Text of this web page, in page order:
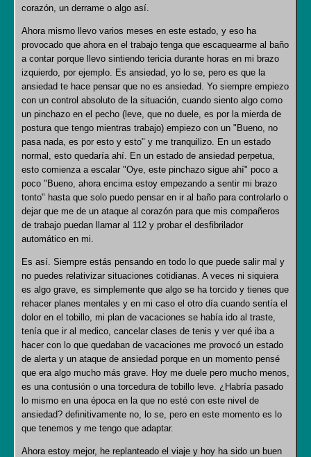
corazón, un derrame o algo así.
Ahora mismo llevo varios meses en este estado, y eso ha
provocado que ahora en el trabajo tenga que escaquearme al baño
a contar porque llevo sintiendo tericia durante horas en mi brazo
izquierdo, por ejemplo. Es ansiedad, yo lo se, pero es que la
ansiedad te hace pensar que no es ansiedad. Yo siempre empiezo
con un control absoluto de la situación, cuando siento algo como
un pinchazo en el pecho (leve, que no duele, es por la mierda de
postura que tengo mientras trabajo) empiezo con un "Bueno, no
pasa nada, es por esto y esto" y me tranquilizo. En un estado
normal, esto quedaría ahí. En un estado de ansiedad perpetua,
esto comienza a escalar "Oye, este pinchazo sigue ahí" poco a
poco "Bueno, ahora encima estoy empezando a sentir mi brazo
tonto" hasta que solo puedo pensar en ir al baño para controlarlo o
dejar que me de un ataque al corazón para que mis compañeros
de trabajo puedan llamar al 112 y probar el desfibrilador
automático en mi.
Es así. Siempre estás pensando en todo lo que puede salir mal y
no puedes relativizar situaciones cotidianas. A veces ni siquiera
es algo grave, es simplemente que algo se ha torcido y tienes que
rehacer planes mentales y en mi caso el otro día cuando sentía el
dolor en el tobillo, mi plan de vacaciones se había ido al traste,
tenía que ir al medico, cancelar clases de tenis y ver qué iba a
hacer con lo que quedaban de vacaciones me provocó un estado
de alerta y un ataque de ansiedad porque en un momento pensé
que era algo mucho más grave. Hoy me duele pero mucho menos,
es una contusión o una torcedura de tobillo leve. ¿Habría pasado
lo mismo en una época en la que no esté con este nivel de
ansiedad? definitivamente no, lo se, pero en este momento es lo
que tenemos y me tengo que adaptar.
Ahora estoy mejor, he replanteado el viaje y hoy ha sido un buen